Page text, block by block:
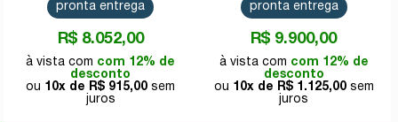
R$ 8.052,00
com 12% de
desconto
10x de
R$ 915,00
pronta entrega
R$ 9.900,00
com 12% de
desconto
10x de
R$ 1.125,00
pronta entrega